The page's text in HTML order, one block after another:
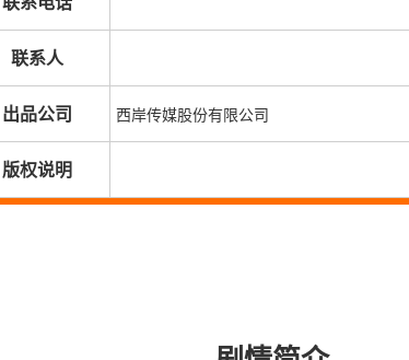
联系人
出品公司 西岸传媒股份有限公司
版权说明